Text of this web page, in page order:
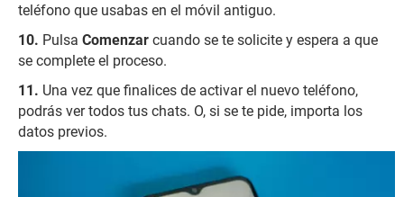
teléfono que usabas en el móvil antiguo.
Pulsa Comenzar cuando se te solicite y espera a que
se complete el proceso.
Una vez que finalices de activar el nuevo teléfono,
podrás ver todos tus chats. O, si se te pide, importa los
datos previos.